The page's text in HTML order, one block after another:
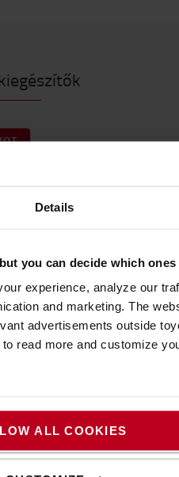
Details
you can decide which ones
experience, analyze our
and marketing. The
advertisements outside
read more and customize
ALL COOKIES
fel !
látható minden
között.